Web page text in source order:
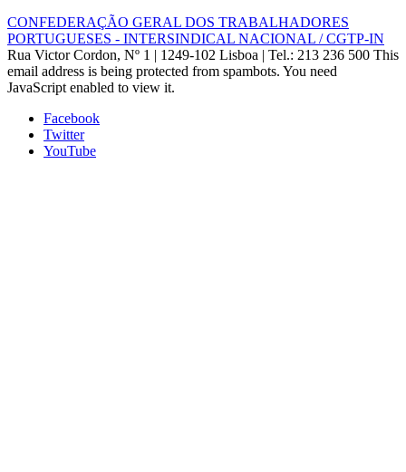
CONFEDERAÇÃO GERAL DOS TRABALHADORES
PORTUGUESES - INTERSINDICAL NACIONAL / CGTP-IN
Rua Victor Cordon, Nº 1 | 1249-102 Lisboa | Tel.: 213 236 500 This
email address is being protected from spambots. You need
JavaScript enabled to view it.
Facebook
Twitter
YouTube